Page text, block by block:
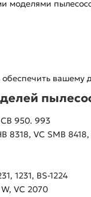
моделями
вашему
950. 993
8318, VC SMB
1231, BS-1224
W, VC 2070